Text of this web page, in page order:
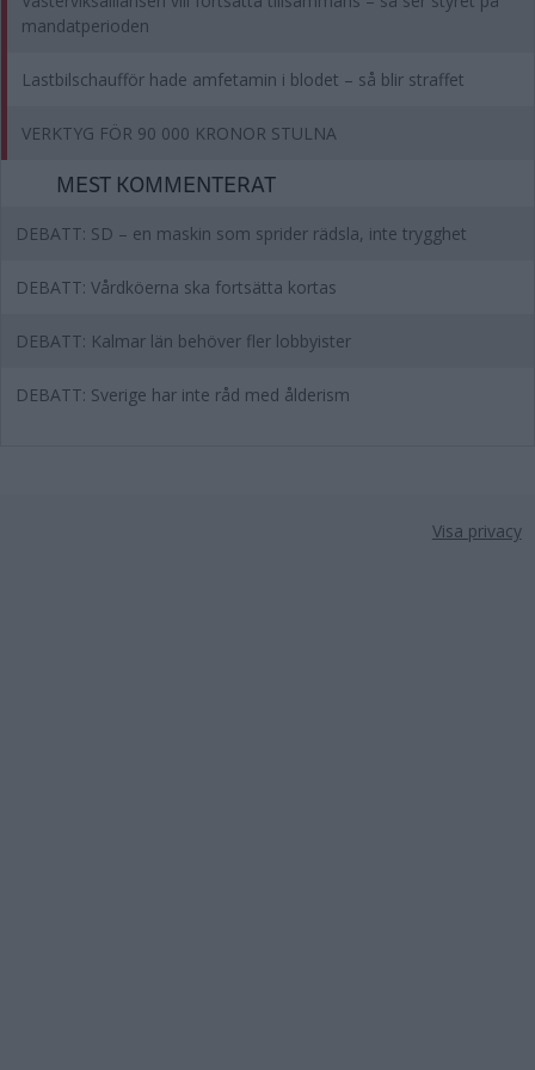
mandatperioden
Lastbilschaufför hade amfetamin i blodet – så blir straffet
VERKTYG FÖR 90 000 KRONOR STULNA
MEST KOMMENTERAT
DEBATT: SD – en maskin som sprider rädsla, inte trygghet
DEBATT: Vårdköerna ska fortsätta kortas
DEBATT: Kalmar län behöver fler lobbyister
DEBATT: Sverige har inte råd med ålderism
Visa privacy